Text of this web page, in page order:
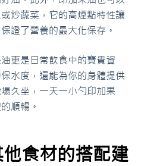
炒蔬菜，它的高煙點特性讓
證了營養的最大化保存。
更是日常飲食中的寶貴資
水度，還能為你的身體提供
久坐，一天一小勺印加果
順暢。
食材的搭配建